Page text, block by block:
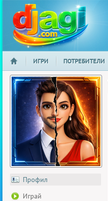
djagi.com
НАЧАЛО
ИГРИ ПОТРЕБИТЕЛИ
Профил
Играй